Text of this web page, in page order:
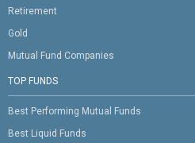
Retirement
Gold
Mutual Fund Companies
TOP FUNDS
Best Performing Mutual Funds
Best Liquid Funds